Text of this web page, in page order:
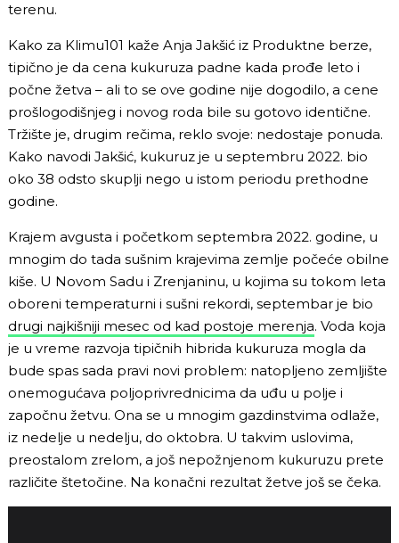
terenu.
Kako za Klimu101 kaže Anja Jakšić iz Produktne berze,
tipično je da cena kukuruza padne kada prođe leto i
počne žetva – ali to se ove godine nije dogodilo, a cene
prošlogodišnjeg i novog roda bile su gotovo identične.
Tržište je, drugim rečima, reklo svoje: nedostaje ponuda.
Kako navodi Jakšić, kukuruz je u septembru 2022. bio
oko 38 odsto skuplji nego u istom periodu prethodne
godine.
Krajem avgusta i početkom septembra 2022. godine, u
mnogim do tada sušnim krajevima zemlje počeće obilne
kiše. U Novom Sadu i Zrenjaninu, u kojima su tokom leta
oboreni temperaturni i sušni rekordi, septembar je bio
drugi najkišniji mesec od kad postoje merenja. Voda koja
je u vreme razvoja tipičnih hibrida kukuruza mogla da
bude spas sada pravi novi problem: natopljeno zemljište
onemogućava poljoprivrednicima da uđu u polje i
započnu žetvu. Ona se u mnogim gazdinstvima odlaže,
iz nedelje u nedelju, do oktobra. U takvim uslovima,
preostalom zrelom, a još nepožnjenom kukuruzu prete
različite štetočine. Na konačni rezultat žetve još se čeka.